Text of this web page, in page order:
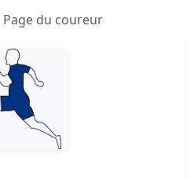
Page du coureur